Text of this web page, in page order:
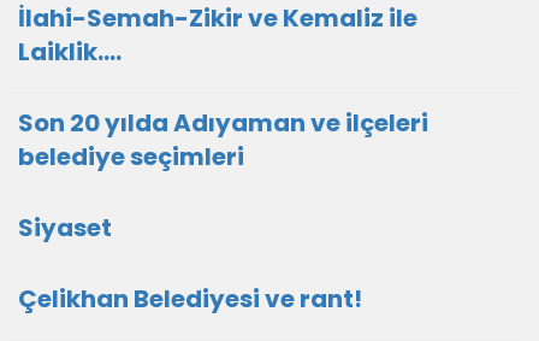
İlahi-Semah-Zikir ve Kemaliz ile
Laiklik….
Son 20 yılda Adıyaman ve ilçeleri
belediye seçimleri
Siyaset
Çelikhan Belediyesi ve rant!